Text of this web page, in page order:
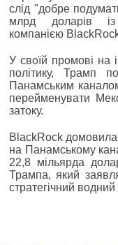
слід "добре
млрд доларів із
компанією
У своїй промові на
політику, Трамп
Панамським
перейменувати
затоку.
BlackRock
на Панамському
22,8 мільярда
Трампа, який
стратегічний